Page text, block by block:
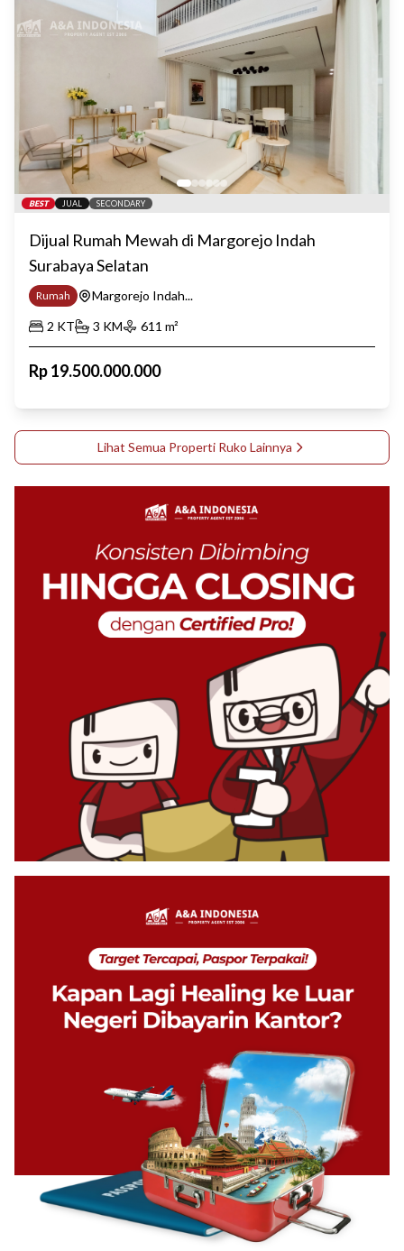
BEST JUAL SECONDARY
Dijual Rumah Mewah di Margorejo Indah
Surabaya Selatan
Rumah
Margorejo Indah...
2 KT 3 KM 611 m²
Rp19.500.000.000
Lihat Semua Properti Ruko Lainnya